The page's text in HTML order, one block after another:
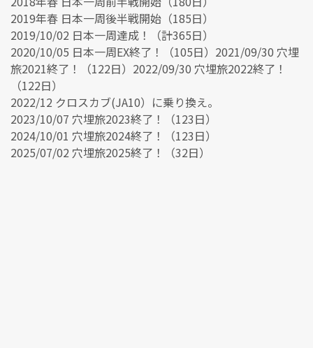
2019年春 日本一周後半戦開始（185日）
2019/10/02 日本一周達成！（計365日）
2020/10/05 日本一周EX終了！（105日）2021/09/30 穴埋
旅2021終了！（122日）2022/09/30 穴埋旅2022終了！
（122日）
2022/12 クロスカブ(JA10）に乗り換え。
2023/10/07 穴埋旅2023終了！（123日）
2024/10/01 穴埋旅2024終了！（123日）
2025/07/02 穴埋旅2025終了！（32日）